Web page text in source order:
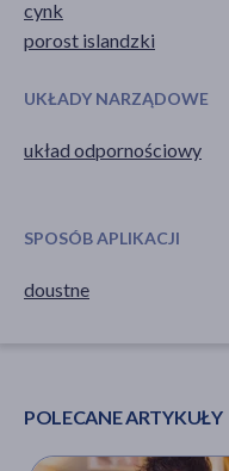
cynk
porost islandzki
UKŁADY NARZĄDOWE
układ odpornościowy
SPOSÓB APLIKACJI
doustne
POLECANE ARTYKUŁY